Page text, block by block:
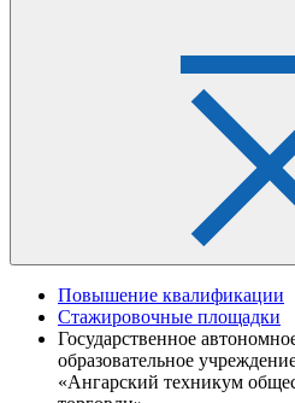
Повышение квалификации
Стажировочные площадки
Государственное
образовательное
«Ангарский техникум